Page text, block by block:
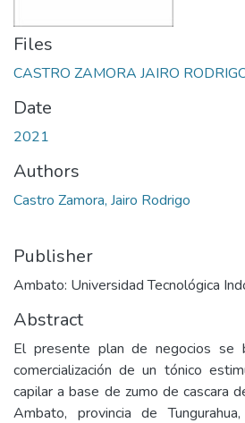
Files
CASTRO ZAMORA JAIRO
Date
2021
Authors
Castro Zamora, Jairo Rodrigo
Publisher
Ambato: Universidad Tecnológica
Abstract
El presente plan de negocios se
comercialización de un tónico
capilar a base de zumo de cascara
Ambato, provincia de